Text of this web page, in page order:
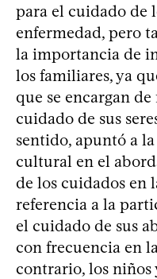
para el cuidado de
enfermedad, pero
la importancia de
los familiares, ya
que se encargan
cuidado de sus
sentido, apuntó a
cultural en el
de los cuidados en
referencia a la
el cuidado de sus
con frecuencia en
contrario, los niños